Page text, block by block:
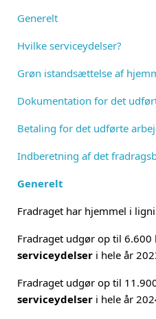
Generelt
Hvilke serviceydelser?
Grøn istandsættelse af
Dokumentation for det
Betaling for det udførte
Indberetning af det
Generelt
Fradraget har hjemmel i
Fradraget udgør op til 6.600
serviceydelser i hele år
Fradraget udgør op til
serviceydelser i hele år